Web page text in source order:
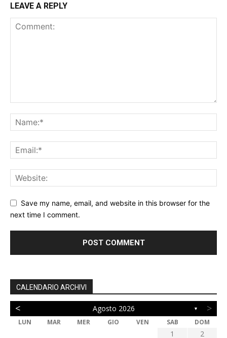
LEAVE A REPLY
Save my name, email, and website in this browser for the
next time I comment.
CALENDARIO ARCHIVI
< Agosto 2026 ▼ >
LUN MAR MER GIO VEN SAB DOM
1
2